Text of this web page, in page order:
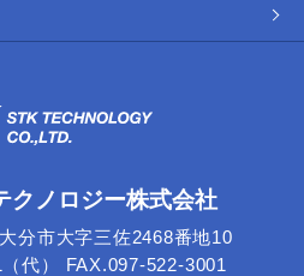
クノロジー株式会社
分市大字三佐2468番地10
代） FAX.097-522-3001